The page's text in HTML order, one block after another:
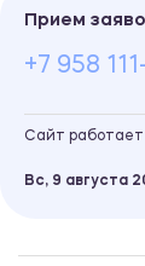
Прием
+7 958
Сайт работает
Вс, 9 августа